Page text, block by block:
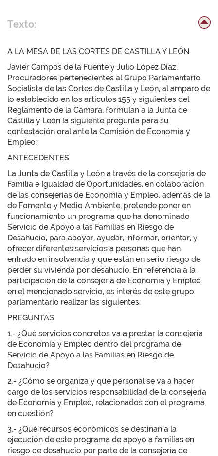
Texto:
A LA MESA DE LAS CORTES DE CASTILLA Y LEÓN
Javier Campos de la Fuente y Julio López Díaz,
Procuradores pertenecientes al Grupo Parlamentario
Socialista de las Cortes de Castilla y León, al amparo de
lo establecido en los artículos 155 y siguientes del
Reglamento de la Cámara, formulan a la Junta de
Castilla y León la siguiente pregunta para su
contestación oral ante la Comisión de Economía y
Empleo:
ANTECEDENTES
La Junta de Castilla y León a través de la consejería de
Familia e Igualdad de Oportunidades, en colaboración
de las consejerías de Economía y Empleo, además de la
de Fomento y Medio Ambiente, pretende poner en
funcionamiento un programa que ha denominado
Servicio de Apoyo a las Familias en Riesgo de
Desahucio, para apoyar, ayudar, informar, orientar, y
ofrecer diferentes servicios a personas que han
entrado en insolvencia y que están en serio riesgo de
perder su vivienda por desahucio. En referencia a la
participación de la consejería de Economía y Empleo
en el mencionado servicio, es interés de este grupo
parlamentario realizar las siguientes:
PREGUNTAS
1.- ¿Qué servicios concretos va a prestar la consejería
de Economía y Empleo dentro del programa de
Servicio de Apoyo a las Familias en Riesgo de
Desahucio?
2.- ¿Cómo se organiza y qué personal se va a hacer
cargo de los servicios responsabilidad de la consejería
de Economía y Empleo, relacionados con el programa
en cuestión?
3.- ¿Qué recursos económicos se destinan a la
ejecución de este programa de apoyo a familias en
riesgo de desahucio por parte de la consejería de